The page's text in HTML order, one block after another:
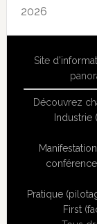
2026
Site
Découvrez
Pratique
First